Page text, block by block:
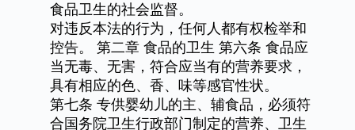
食品卫生的社会监督。
对违反本法的行为，任何人都有权检举和
控告。
第二章 食品的卫生 第六条 食品应
当无毒、无害，符合应当有的营养要求，
具有相应的色、香、味等感官性状。
第七条 专供婴幼儿的主、辅食品，必须符
合国务院卫生行政部门制定的营养、卫生